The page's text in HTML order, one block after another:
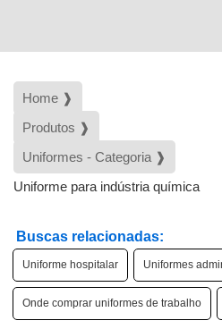
Home ❱
Produtos ❱
Uniformes - Categoria ❱
Uniforme para indústria química
Buscas relacionadas:
Uniforme hospitalar Uniformes
Onde comprar uniformes de trabalho